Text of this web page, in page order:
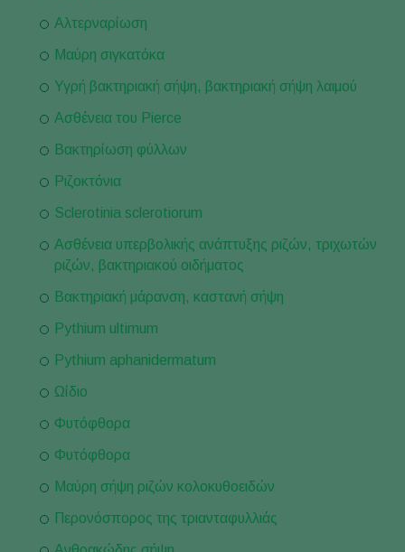
Αλτερναρίωση
Μαύρη σιγκατόκα
Υγρή βακτηριακή σήψη, βακτηριακή σήψη λαιμού
Ασθένεια του Pierce
Βακτηρίωση φύλλων
Ριζοκτόνια
Sclerotinia sclerotiorum
Ασθένεια υπερβολικής ανάπτυξης ριζών, τριχωτών
ριζών, βακτηριακού οιδήματος
Βακτηριακή μάρανση, καστανή σήψη
Pythium ultimum
Pythium aphanidermatum
Ωίδιο
Φυτόφθορα
Φυτόφθορα
Μαύρη σήψη ριζών κολοκυθοειδών
Περονόσπορος της τριανταφυλλιάς